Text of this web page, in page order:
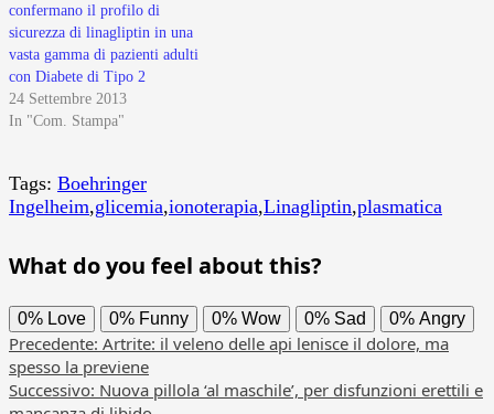
confermano il profilo di
sicurezza di linagliptin in una
vasta gamma di pazienti adulti
con Diabete di Tipo 2
24 Settembre 2013
In "Com. Stampa"
Tags: Boehringer
Ingelheim,glicemia,ionoterapia,Linagliptin,plasmatica
What do you feel about this?
0% Love 0% Funny 0% Wow 0% Sad 0% Angry
Navigazione
articolo
Precedente: Artrite: il veleno delle api lenisce il dolore, ma
spesso la previene
Successivo: Nuova pillola ‘al maschile’, per disfunzioni erettili e